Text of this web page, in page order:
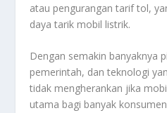
atau pengurangan tarif tol,
daya tarik mobil listrik.
Dengan semakin banyaknya
pemerintah, dan teknologi
tidak mengherankan jika
utama bagi banyak